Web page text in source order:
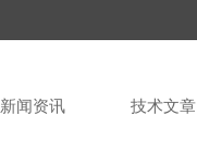
新闻资讯 技术文章